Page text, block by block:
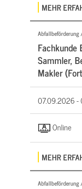
MEHR
Abfallbeförderung
Fachkunde
Sammler,
Makler
07.09.2026 -
Online
MEHR
Abfallbeförderung